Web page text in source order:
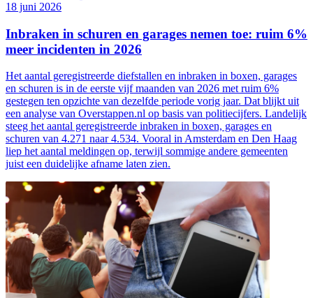
18 juni 2026
Inbraken in schuren en garages nemen toe: ruim 6%
meer incidenten in 2026
Het aantal geregistreerde diefstallen en inbraken in boxen, garages
en schuren is in de eerste vijf maanden van 2026 met ruim 6%
gestegen ten opzichte van dezelfde periode vorig jaar. Dat blijkt uit
een analyse van Overstappen.nl op basis van politiecijfers. Landelijk
steeg het aantal geregistreerde inbraken in boxen, garages en
schuren van 4.271 naar 4.534. Vooral in Amsterdam en Den Haag
liep het aantal meldingen op, terwijl sommige andere gemeenten
juist een duidelijke afname laten zien.